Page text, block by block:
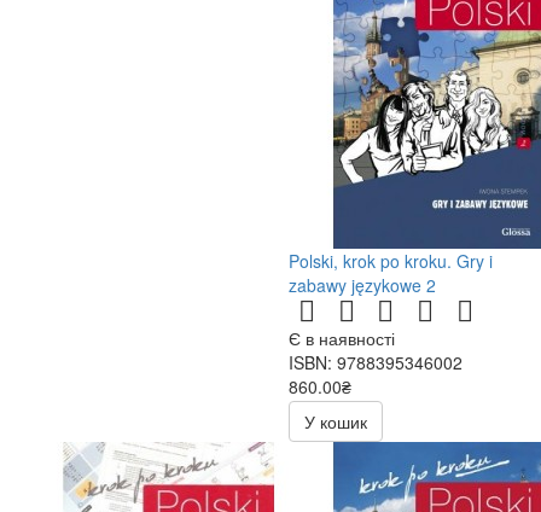
Polski, krok po kroku. Gry i
zabawy językowe 2
Є в наявності
ISBN: 9788395346002
860.00₴
У кошик